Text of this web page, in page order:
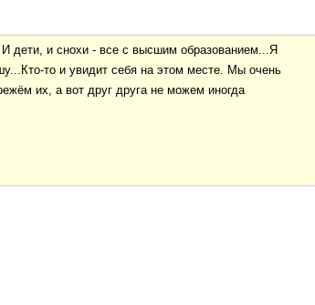
дети, и снохи - все с высшим образованием...Я
то и увидит себя на этом месте. Мы очень
их, а вот друг друга не можем иногда